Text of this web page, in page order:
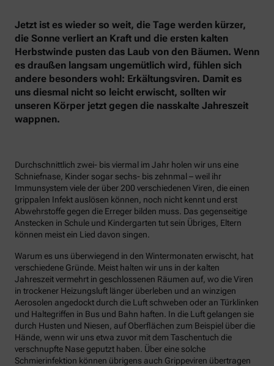
Jetzt ist es wieder so weit, die Tage werden kürzer,
die Sonne verliert an Kraft und die ersten kalten
Herbstwinde pusten das Laub von den Bäumen. Wenn
es draußen langsam ungemütlich wird, fühlen sich
andere besonders wohl: Erkältungsviren. Damit es
uns diesmal nicht so leicht erwischt, sollten wir
unseren Körper jetzt gegen die nasskalte Jahreszeit
wappnen.
Durchschnittlich zwei- bis viermal im Jahr holen wir uns eine
Schniefnase, Kinder sogar sechs- bis zehnmal – weil ihr
Immunsystem viele der über 200 verschiedenen Viren, die einen
grippalen Infekt auslösen können, noch nicht kennt und erst
Abwehrstoffe gegen die Erreger bilden muss. Das gegenseitige
Anstecken in Schule und Kindergarten tut sein Übriges, Eltern
können meist ein Lied davon singen.
Warum es uns überwiegend in den Wintermonaten erwischt, hat
verschiedene Gründe. Meist halten wir uns in der kalten
Jahreszeit vermehrt in geschlossenen Räumen auf, wo die Viren
in trockener Heizungsluft länger überleben und an winzigen
Aerosolen angedockt durch die Luft schweben oder an Türklinken
und Haltegriffen in Bus und Bahn haften. In die Luft gelangen sie
durch Husten und Niesen, auf Oberflächen zum Beispiel über die
Hände, wenn wir uns etwa zuvor mit dem Taschentuch die
verschnupfte Nase geputzt haben. Über eine solche
Schmierinfektion können übrigens auch Grippeviren übertragen